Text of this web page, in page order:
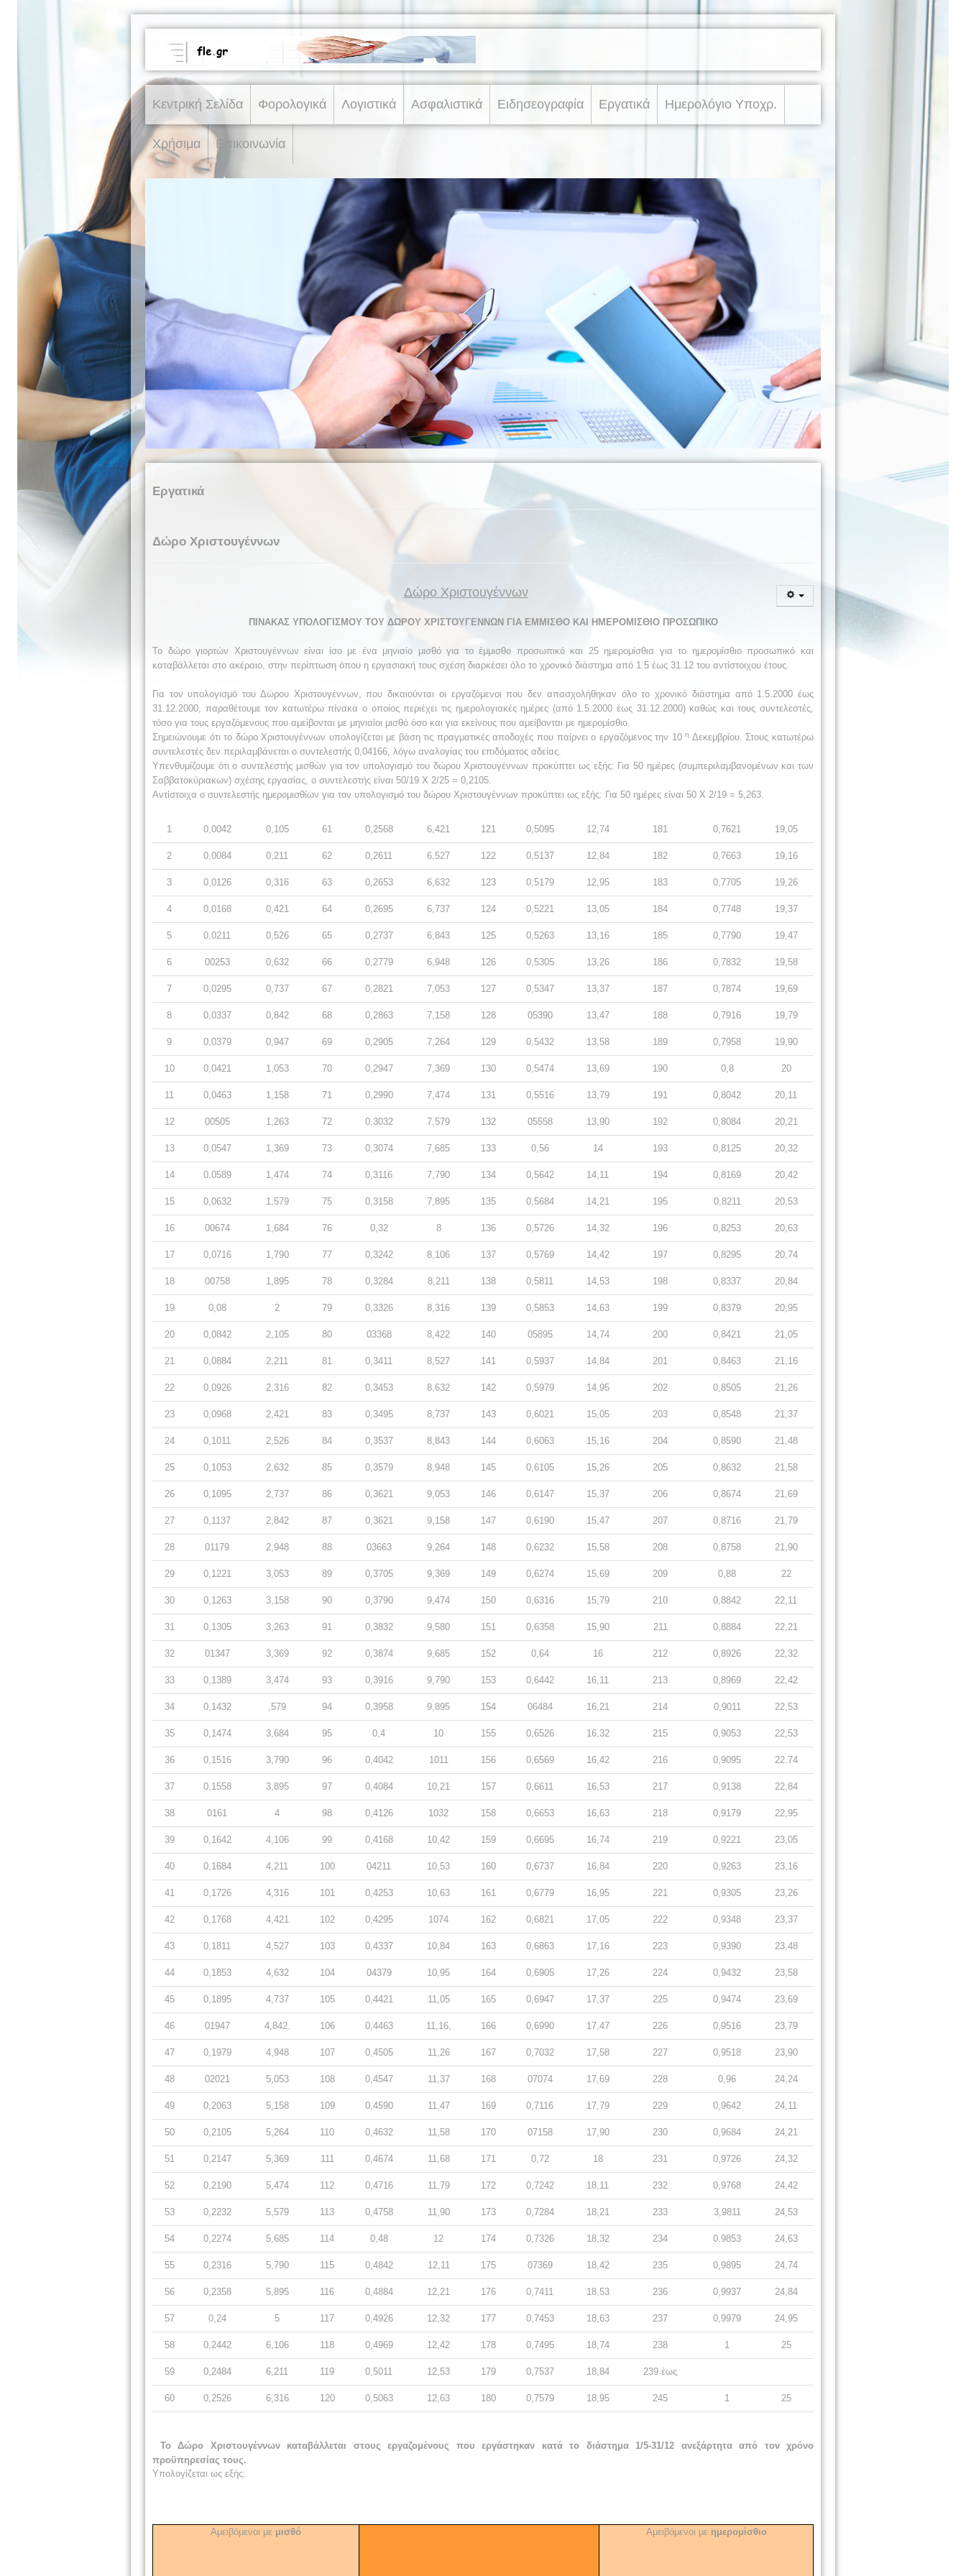
Κεντρική Σελίδα Φορολογικά Λογιστικά Ασφαλιστικά Ειδησεογραφία Εργατικά Ημερολόγιο Υποχρ.
Χρήσιμα Επικοινωνία
Εργατικά
Δώρο Χριστουγέννων
Δώρο Χριστουγέννων
ΠΙΝΑΚΑΣ ΥΠΟΛΟΓΙΣΜΟΥ ΤΟΥ ΔΩΡΟΥ ΧΡΙΣΤΟΥΓΕΝΝΩΝ ΓΙΑ ΕΜΜΙΣΘΟ ΚΑΙ ΗΜΕΡΟΜΙΣΘΙΟ ΠΡΟΣΩΠΙΚΟ
Το δώρο γιορτών Χριστουγέννων είναι ίσο με ένα μηνιαίο μισθό για το έμμισθο προσωπικό και 25 ημερομίσθια για το ημερομίσθιο προσωπικό και
καταβάλλεται στο ακέραιο, στην περίπτωση όπου η εργασιακή τους σχέση διαρκέσει όλο το χρονικό διάστημα από 1.5 έως 31.12 του αντίστοιχου έτους.
Για τον υπολογισμό του Δώρου Χριστουγέννων, που δικαιούνται οι εργαζόμενοι που δεν απασχολήθηκαν όλο το χρονικό διάστημα από 1.5.2000 έως
31.12.2000, παραθέτουμε τον κατωτέρω πίνακα ο οποίος περιέχει τις ημερολογιακές ημέρες (από 1.5.2000 έως 31.12.2000) καθώς και τους συντελεστές,
τόσο για τους εργαζόμενους που αμείβονται με μηνιαίοι μισθό όσο και για εκείνους που αμείβονται με ημερομίσθιο.
Σημειώνουμε ότι το δώρο Χριστουγέννων υπολογίζεται με βάση τις πραγματικές αποδοχές που παίρνει ο εργαζόμενος την 10η Δεκεμβρίου. Στους κατωτέρω
συντελεστές δεν περιλαμβάνεται ο συντελεστής 0,04166, λόγω αναλογίας του επιδόματος αδείας.
Υπενθυμίζουμε ότι ο συντελεστής μισθών για τον υπολογισμό του δώρου Χριστουγέννων προκύπτει ως εξής: Για 50 ημέρες (συμπεριλαμβανομένων και των
Σαββατοκύριακων) σχέσης εργασίας, ο συντελεστής είναι 50/19 Χ 2/25 = 0,2105.
Αντίστοιχα ο συντελεστής ημερομισθίων για τον υπολογισμό του δώρου Χριστουγέννων προκύπτει ως εξής: Για 50 ημέρες είναι 50 Χ 2/19 = 5,263.
1 0,0042 0,105 61 0,2568 6,421 121 0,5095 12,74 181 0,7621 19,05
2 0,0084 0,211 62 0,2611 6,527 122 0,5137 12,84 182 0,7663 19,16
3 0,0126 0,316 63 0,2653 6,632 123 0,5179 12,95 183 0,7705 19,26
4 0,0168 0,421 64 0,2695 6,737 124 0,5221 13,05 184 0,7748 19,37
5 0,0211 0,526 65 0,2737 6,843 125 0,5263 13,16 185 0,7790 19,47
6 00253 0,632 66 0,2779 6,948 126 0,5305 13,26 186 0,7832 19,58
7 0,0295 0,737 67 0,2821 7,053 127 0,5347 13,37 187 0,7874 19,69
8 0,0337 0,842 68 0,2863 7,158 128 05390 13,47 188 0,7916 19,79
9 0,0379 0,947 69 0,2905 7,264 129 0,5432 13,58 189 0,7958 19,90
10 0,0421 1,053 70 0,2947 7,369 130 0,5474 13,69 190 0,8 20
11 0,0463 1,158 71 0,2990 7,474 131 0,5516 13,79 191 0,8042 20,11
12 00505 1,263 72 0,3032 7,579 132 05558 13,90 192 0,8084 20,21
13 0,0547 1,369 73 0,3074 7,685 133 0,56 14 193 0,8125 20,32
14 0.0589 1,474 74 0,3116 7,790 134 0,5642 14,11 194 0,8169 20,42
15 0,0632 1,579 75 0,3158 7,895 135 0,5684 14,21 195 0,8211 20,53
16 00674 1,684 76 0,32 8 136 0,5726 14,32 196 0,8253 20,63
17 0,0716 1,790 77 0,3242 8,106 137 0,5769 14,42 197 0,8295 20,74
18 00758 1,895 78 0,3284 8,211 138 0,5811 14,53 198 0,8337 20,84
19 0,08 2 79 0,3326 8,316 139 0,5853 14,63 199 0,8379 20,95
20 0,0842 2,105 80 03368 8,422 140 05895 14,74 200 0,8421 21,05
21 0,0884 2,211 81 0,3411 8,527 141 0,5937 14,84 201 0,8463 21,16
22 0,0926 2,316 82 0,3453 8,632 142 0,5979 14,95 202 0,8505 21,26
23 0,0968 2,421 83 0,3495 8,737 143 0,6021 15,05 203 0,8548 21,37
24 0,1011 2,526 84 0,3537 8,843 144 0,6063 15,16 204 0,8590 21,48
25 0,1053 2,632 85 0,3579 8,948 145 0,6105 15,26 205 0,8632 21,58
26 0,1095 2,737 86 0,3621 9,053 146 0,6147 15,37 206 0,8674 21,69
27 0,1137 2,842 87 0,3621 9,158 147 0,6190 15,47 207 0,8716 21,79
28 01179 2,948 88 03663 9,264 148 0,6232 15,58 208 0,8758 21,90
29 0,1221 3,053 89 0,3705 9,369 149 0,6274 15,69 209 0,88 22
30 0,1263 3,158 90 0,3790 9,474 150 0,6316 15,79 210 0,8842 22,11
31 0,1305 3,263 91 0,3832 9,580 151 0,6358 15,90 211 0,8884 22,21
32 01347 3,369 92 0,3874 9,685 152 0,64 16 212 0,8926 22,32
33 0,1389 3,474 93 0,3916 9,790 153 0,6442 16,11 213 0,8969 22,42
34 0,1432 ,579 94 0,3958 9,895 154 06484 16,21 214 0,9011 22,53
35 0,1474 3,684 95 0,4 10 155 0,6526 16,32 215 0,9053 22,53
36 0,1516 3,790 96 0,4042 1011 156 0,6569 16,42 216 0,9095 22.74
37 0,1558 3,895 97 0,4084 10,21 157 0,6611 16,53 217 0,9138 22,84
38 0161 4 98 0,4126 1032 158 0,6653 16,63 218 0,9179 22,95
39 0,1642 4,106 99 0,4168 10,42 159 0,6695 16,74 219 0,9221 23,05
40 0,1684 4,211 100 04211 10,53 160 0,6737 16,84 220 0,9263 23,16
41 0,1726 4,316 101 0,4253 10,63 161 0,6779 16,95 221 0,9305 23,26
42 0,1768 4,421 102 0,4295 1074 162 0,6821 17,05 222 0,9348 23,37
43 0,1811 4,527 103 0,4337 10,84 163 0,6863 17,16 223 0,9390 23,48
44 0,1853 4,632 104 04379 10,95 164 0,6905 17,26 224 0,9432 23,58
45 0,1895 4,737 105 0,4421 11,05 165 0,6947 17,37 225 0,9474 23,69
46 01947 4,842. 106 0,4463 11,16, 166 0,6990 17,47 226 0,9516 23,79
47 0,1979 4,948 107 0,4505 11,26 167 0,7032 17,58 227 0,9518 23,90
48 02021 5,053 108 0,4547 11,37 168 07074 17,69 228 0,96 24,24
49 0,2063 5,158 109 0,4590 11,47 169 0,7116 17,79 229 0,9642 24,11
50 0,2105 5,264 110 0,4632 11,58 170 07158 17,90 230 0,9684 24,21
51 0,2147 5,369 111 0,4674 11,68 171 0,72 18 231 0,9726 24,32
52 0,2190 5,474 112 0,4716 11,79 172 0,7242 18,11 232 0,9768 24,42
53 0,2232 5,579 113 0,4758 11,90 173 0,7284 18,21 233 3,9811 24,53
54 0,2274 5,685 114 0,48 12 174 0,7326 18,32 234 0.9853 24,63
55 0,2316 5,790 115 0,4842 12,11 175 07369 18,42 235 0,9895 24,74
56 0,2358 5,895 116 0,4884 12,21 176 0,7411 18,53 236 0,9937 24,84
57 0,24 5 117 0,4926 12,32 177 0,7453 18,63 237 0,9979 24,95
58 0,2442 6,106 118 0,4969 12,42 178 0,7495 18,74 238 1 25
59 0,2484 6,211 119 0,5011 12,53 179 0,7537 18,84 239 έως
60 0,2526 6,316 120 0,5063 12,63 180 0,7579 18,95 245 1 25
Το Δώρο Χριστουγέννων καταβάλλεται στους εργαζομένους που εργάστηκαν κατά το διάστημα 1/5-31/12 ανεξάρτητα από τον χρόνο
προϋπηρεσίας τους.
Υπολογίζεται ως εξής:
Αμειβόμενοι με μισθό Αμειβόμενοι με ημερομίσθιο